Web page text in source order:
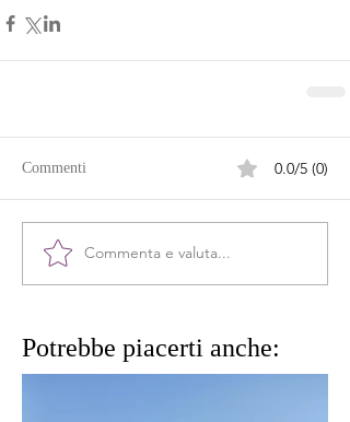
Commenti 0.0/5 (0)
Commenta e valuta...
Potrebbe piacerti anche: